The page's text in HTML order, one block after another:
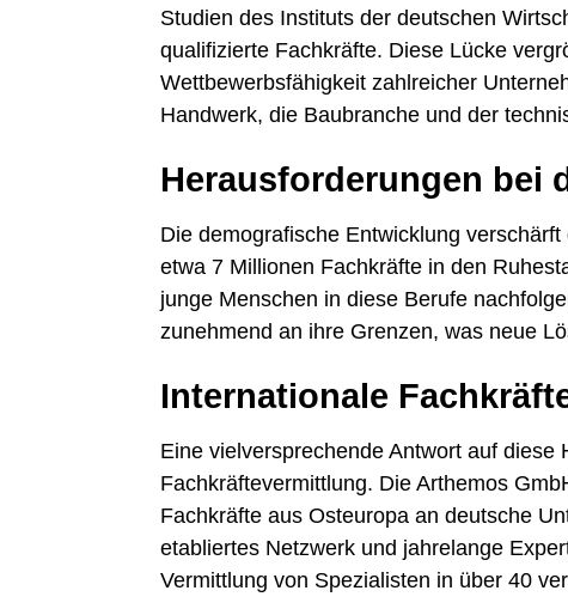
Studien des Instituts der deutschen
qualifizierte Fachkräfte. Diese Lücke
Wettbewerbsfähigkeit zahlreicher
Handwerk, die Baubranche und der
Herausforderungen bei
Die demografische Entwicklung
etwa 7 Millionen Fachkräfte in den
junge Menschen in diese Berufe
zunehmend an ihre Grenzen, was neue
Internationale
Eine vielversprechende Antwort auf
Fachkräftevermittlung. Die Arthemos
Fachkräfte aus Osteuropa an deutsche
etabliertes Netzwerk und jahrelange
Vermittlung von Spezialisten in über 40